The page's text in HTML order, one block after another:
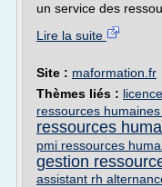
un service des
Lire la suite
Site : maformation.fr
Thèmes liés :
ressources
ressources
pmi ressources
gestion
assistant rh